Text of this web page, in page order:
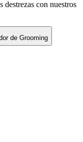
destrezas con nuestros
de Grooming